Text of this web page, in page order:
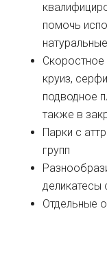
помочь
Скоростное
круиз,
подводное
также в
Парки с
групп
деликатесы
Отдельные